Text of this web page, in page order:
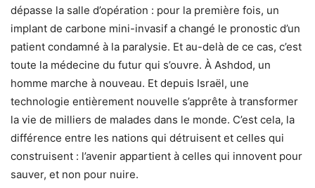
dépasse la salle d’opération : pour la première fois, un
implant de carbone mini-invasif a changé le pronostic d’un
patient condamné à la paralysie. Et au-delà de ce cas, c’est
toute la médecine du futur qui s’ouvre. À Ashdod, un
homme marche à nouveau. Et depuis Israël, une
technologie entièrement nouvelle s’apprête à transformer
la vie de milliers de malades dans le monde. C’est cela, la
différence entre les nations qui détruisent et celles qui
construisent : l’avenir appartient à celles qui innovent pour
sauver, et non pour nuire.